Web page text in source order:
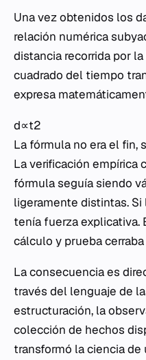
Una vez obtenidos los
relación numérica
distancia recorrida por
cuadrado del tiempo
expresa
d∝t2
La fórmula no era el fin,
La verificación empírica
fórmula seguía siendo
ligeramente distintas.
tenía fuerza explicativa.
cálculo y prueba
La consecuencia es
través del lenguaje de
estructuración, la
colección de hechos
transformó la ciencia